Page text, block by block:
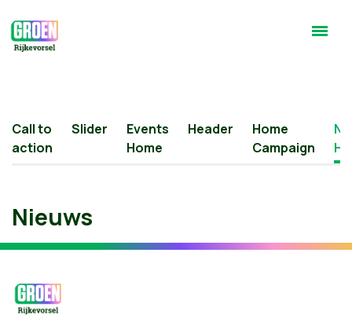
Call to
action
Slider
Events
Home
Header
Home
Campaign
Nieuws